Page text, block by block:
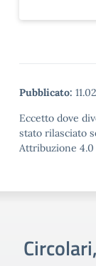
Pubblicato:
Eccetto dove
stato rilasciato
Attribuzione 4.0